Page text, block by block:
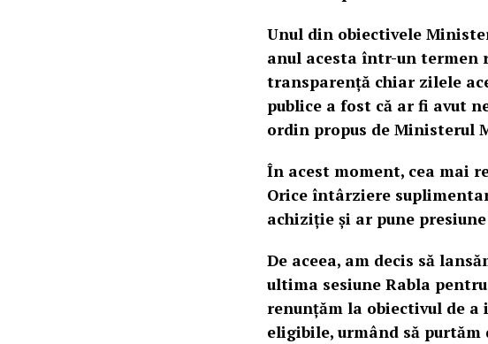
Unul din obiectivele
anul acesta într-un termen
transparență chiar zilele
publice a fost că ar fi avut
ordin propus de Ministerul
În acest moment, cea mai
Orice întârziere
achiziție și ar pune
De aceea, am decis să
ultima sesiune Rabla
renunțăm la obiectivul de
eligibile, urmând să